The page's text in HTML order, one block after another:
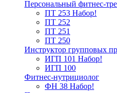
Персональный фитнес-
ПТ 253 Набор!
ПТ 252
ПТ 251
ПТ 250
Инструктор групповых
ИГП 101 Набор!
ИГП 100
Фитнес-нутрициолог
ФН 38 Набор!